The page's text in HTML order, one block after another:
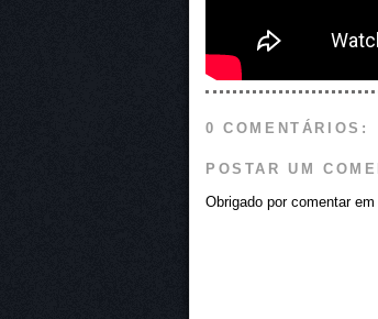
0 COMENTÁRIOS:
POSTAR UM
Obrigado por comentar